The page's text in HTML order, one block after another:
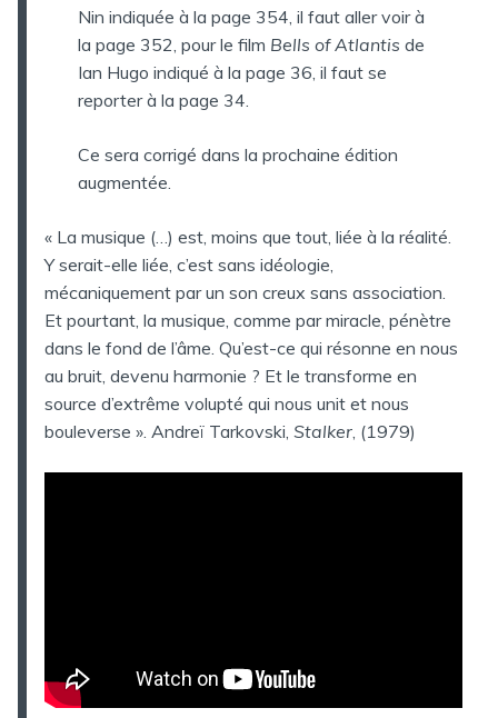
Nin indiquée à la page 354, il faut aller voir à
la page 352, pour le film Bells of Atlantis de
Ian Hugo indiqué à la page 36, il faut se
reporter à la page 34.
Ce sera corrigé dans la prochaine édition
augmentée.
« La musique (…) est, moins que tout, liée à la réalité.
Y serait-elle liée, c’est sans idéologie,
mécaniquement par un son creux sans association.
Et pourtant, la musique, comme par miracle, pénètre
dans le fond de l’âme. Qu’est-ce qui résonne en nous
au bruit, devenu harmonie ? Et le transforme en
source d’extrême volupté qui nous unit et nous
bouleverse ». Andreï Tarkovski, Stalker , (1979)